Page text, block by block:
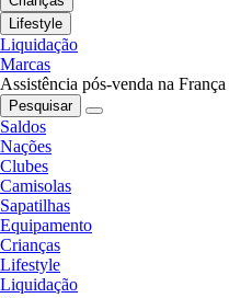
Lifestyle
Liquidação
Marcas
Assistência pós-venda na França
Pesquisar
Saldos
Nações
Clubes
Camisolas
Sapatilhas
Equipamento
Crianças
Lifestyle
Liquidação